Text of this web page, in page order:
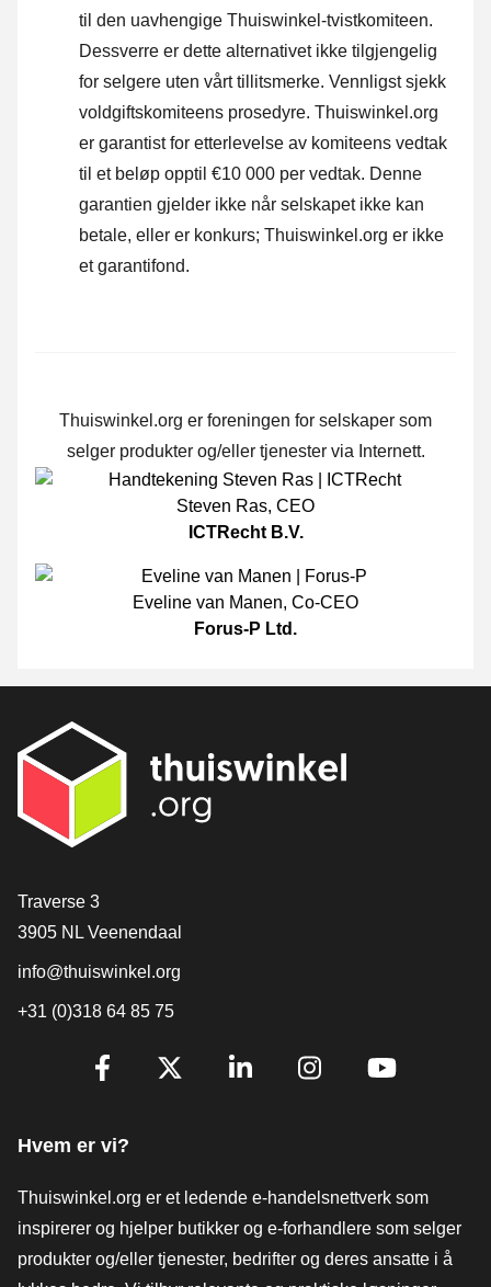
til den uavhengige Thuiswinkel-tvistkomiteen.
Dessverre er dette alternativet ikke tilgjengelig
for selgere uten vårt tillitsmerke. Vennligst sjekk
voldgiftskomiteens prosedyre. Thuiswinkel.org
er garantist for etterlevelse av komiteens vedtak
til et beløp opptil €10 000 per vedtak. Denne
garantien gjelder ikke når selskapet ikke kan
betale, eller er konkurs; Thuiswinkel.org er ikke
et garantifond.
Thuiswinkel.org er foreningen for selskaper som
selger produkter og/eller tjenester via Internett.
Steven Ras, CEO
ICTRecht B.V.
Eveline van Manen, Co-CEO
Forus-P Ltd.
[_General:Contact]
Traverse 3
3905 NL Veenendaal
info@thuiswinkel.org
+31 (0)318 64 85 75
[_General:SocialMediaTitle]
Hvem er vi?
Thuiswinkel.org er et ledende e-handelsnettverk som
inspirerer og hjelper butikker og e-forhandlere som selger
produkter og/eller tjenester, bedrifter og deres ansatte i å